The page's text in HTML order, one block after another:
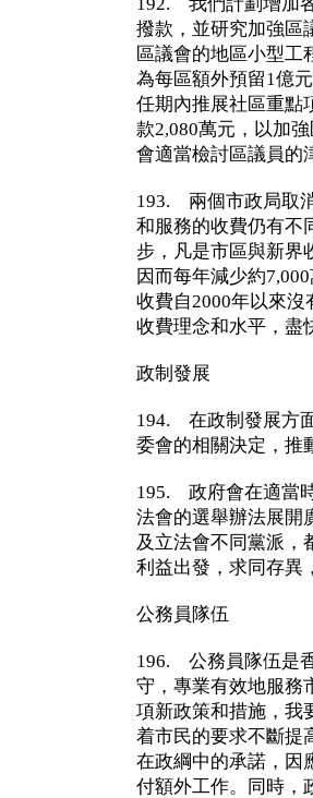
撥款，並研究加強區
區議會的地區小型工
為每區額外預留1億
任期內推展社區重點
款2,080萬元，以加
會適當檢討區議員的
193. 兩個市政局取
和服務的收費仍有不
步，凡是市區與新界
因而每年減少約
收費自2000年以來
收費理念和水平，盡
政制發展
194. 在政制發展方
委會的相關決定，推
195. 政府會在適當
法會的選舉辦法展開
及立法會不同黨派，
利益出發，求同存異
公務員隊伍
196. 公務員隊伍是
守，專業有效地服務
項新政策和措施，我
着市民的要求不斷提
在政綱中的承諾，因
付額外工作。同時，